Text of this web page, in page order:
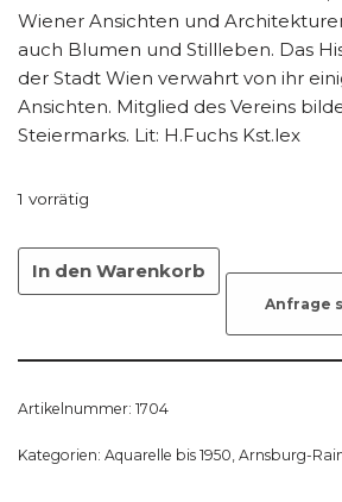
Wiener Ansichten und
auch Blumen und Stillleben. Das
der Stadt Wien verwahrt von ihr
Ansichten. Mitglied des Vereins
Steiermarks. Lit: H.Fuchs Kst.lex
1 vorrätig
In den Warenkorb
Anfrage
Artikelnummer: 1704
Kategorien: Aquarelle bis 1950 Arnsburg-